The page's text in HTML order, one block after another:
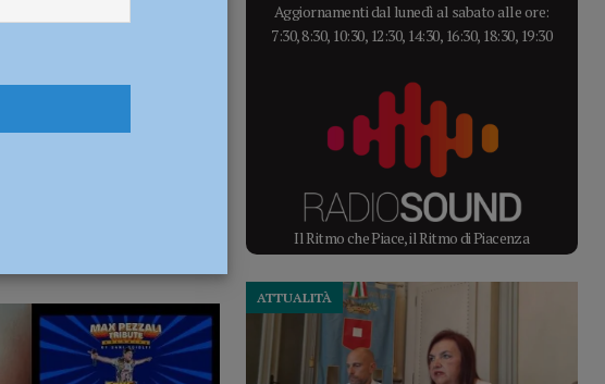
Aggiornamenti dal lunedì al sabato alle ore:
7:30, 8:30, 10:30, 12:30, 14:30, 16:30, 18:30, 19:30
Il Ritmo che Piace, il Ritmo di Piacenza
ATTUALITÀ